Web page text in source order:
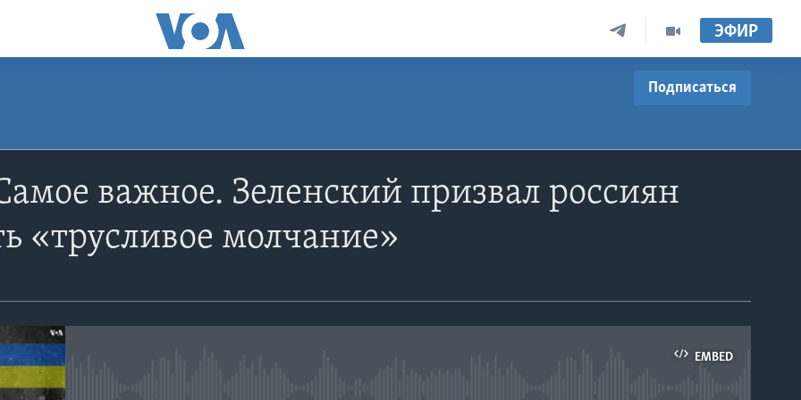
ЭФИР
Подписаться
Подписаться
важное. Зеленский призвал россиян
«трусливое молчание»
EMBED